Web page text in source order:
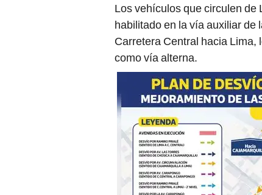
Los vehículos que circulen de
habilitado en la vía auxiliar de
Carretera Central hacia Lima,
como vía alterna.